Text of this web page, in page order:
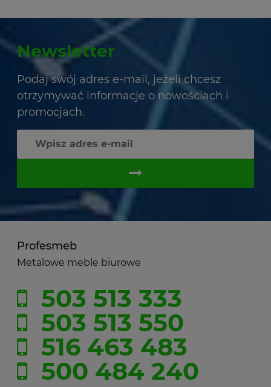
Newsletter
Podaj swój adres e-mail, jeżeli chcesz
otrzymywać informacje o nowościach i
promocjach.
Profesmeb
Metalowe meble biurowe
503 513 333
503 513 550
516 463 483
500 484 240